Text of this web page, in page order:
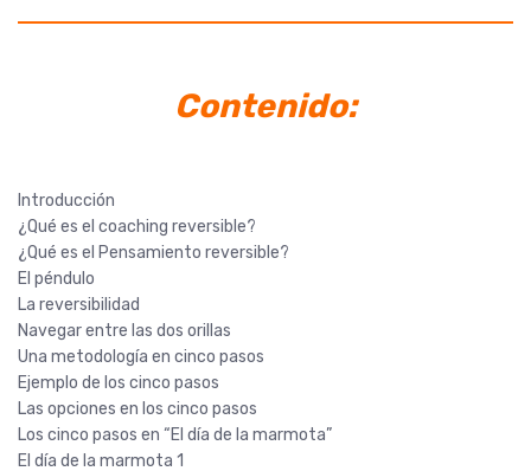
Contenido:
Introducción
¿Qué es el coaching reversible?
¿Qué es el Pensamiento reversible?
El péndulo
La reversibilidad
Navegar entre las dos orillas
Una metodología en cinco pasos
Ejemplo de los cinco pasos
Las opciones en los cinco pasos
Los cinco pasos en “El día de la marmota”
El día de la marmota 1